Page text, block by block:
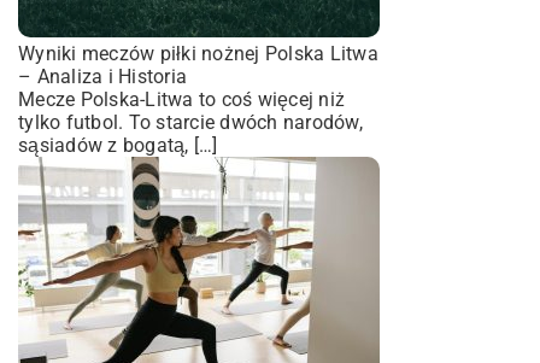
Wyniki meczów piłki nożnej Polska Litwa
– Analiza i Historia
Mecze Polska-Litwa to coś więcej niż
tylko futbol. To starcie dwóch narodów,
sąsiadów z bogatą, […]